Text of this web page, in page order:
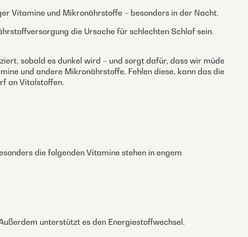
Vitamine und Mikronährstoffe – besonders in der Nacht.
die Ursache für schlechten Schlaf sein.
sobald es dunkel wird – und sorgt dafür, dass wir müde
und andere Mikronährstoffe. Fehlen diese, kann das die
an Vitalstoffen.
die folgenden Vitamine stehen in engem
unterstützt es den Energiestoffwechsel.